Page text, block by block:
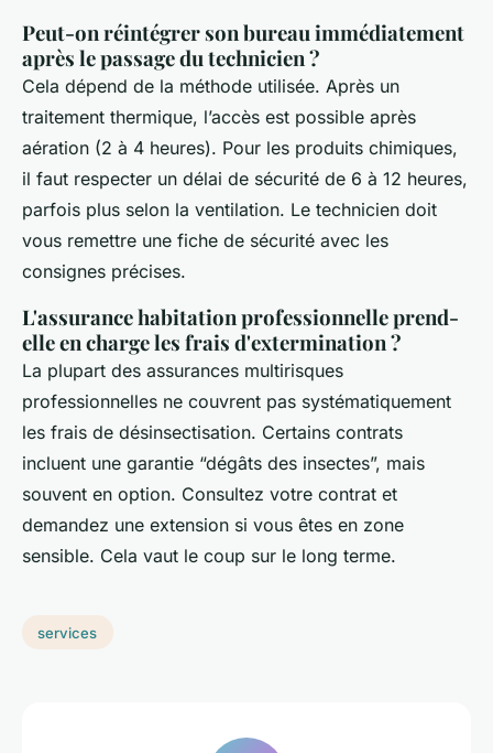
Peut-on réintégrer son bureau immédiatement
après le passage du technicien ?
Cela dépend de la méthode utilisée. Après un
traitement thermique, l’accès est possible après
aération (2 à 4 heures). Pour les produits chimiques,
il faut respecter un délai de sécurité de 6 à 12 heures,
parfois plus selon la ventilation. Le technicien doit
vous remettre une fiche de sécurité avec les
consignes précises.
L'assurance habitation professionnelle prend-
elle en charge les frais d'extermination ?
La plupart des assurances multirisques
professionnelles ne couvrent pas systématiquement
les frais de désinsectisation. Certains contrats
incluent une garantie “dégâts des insectes”, mais
souvent en option. Consultez votre contrat et
demandez une extension si vous êtes en zone
sensible. Cela vaut le coup sur le long terme.
services